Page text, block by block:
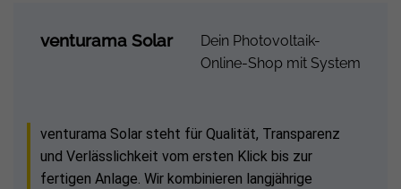
venturama Solar
Dein Photovoltaik-
Online-Shop mit System
venturama Solar steht für Qualität, Transparenz
und Verlässlichkeit vom ersten Klick bis zur
fertigen Anlage. Wir kombinieren langjährige